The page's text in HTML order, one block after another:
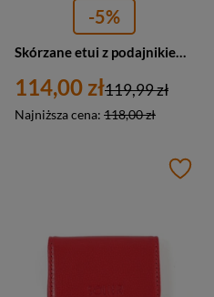
-5%
Skórzane etui z podajnikiem na karty i wizytówki białe Peterson PTN ES
114,00 zł
Najniższa cena: 118,00 zł
119,99 zł